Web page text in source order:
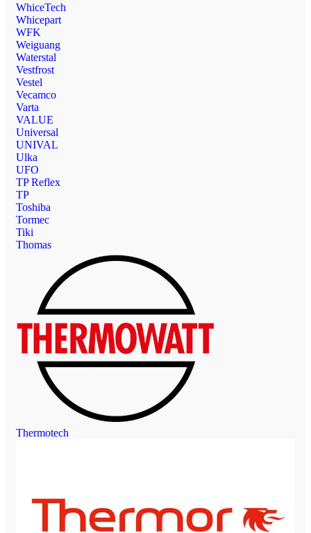
WhiceTech
Whicepart
WFK
Weiguang
Waterstal
Vestfrost
Vestel
Vecamco
Varta
VALUE
Universal
UNIVAL
Ulka
UFO
TP Reflex
TP
Toshiba
Tormec
Tiki
Thomas
Thermotech